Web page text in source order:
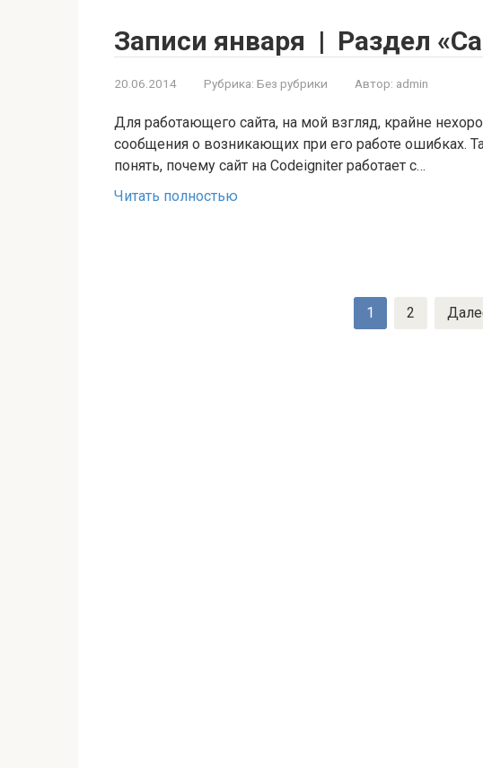
Записи января | Раздел
20.06.2014 Рубрика: Без рубрики Автор: admin
Для работающего сайта, на мой взгляд, крайне
сообщения о возникающих при его работе ошибках.
понять, почему сайт на Codeigniter работает с…
Читать полностью
1 2